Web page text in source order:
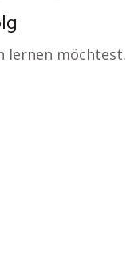
lernen möchtest.